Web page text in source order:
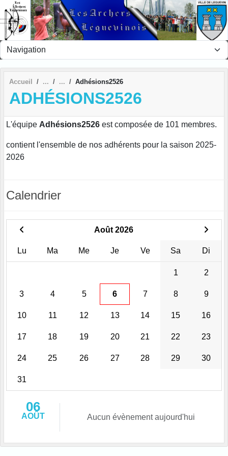
Accueil Adhésions2526
ADHÉSIONS2526
L'équipe Adhésions2526 est composée de 101 membres.
contient l'ensemble de nos adhérents pour la saison 2025-
2026
Calendrier
Août 2026
Lu Ma Me Je Ve Sa Di
1 2
3 4 5 6 7 8 9
10 11 12 13 14 15 16
17 18 19 20 21 22 23
24 25 26 27 28 29 30
31
06
AOÛT Aucun évènement aujourd'hui
Panneau de gestion des cookies